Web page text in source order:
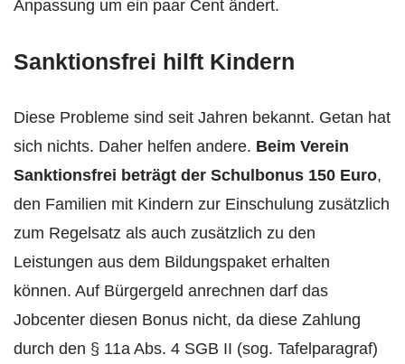
Anpassung um ein paar Cent ändert.
Sanktionsfrei hilft Kindern
Diese Probleme sind seit Jahren bekannt. Getan hat
sich nichts. Daher helfen andere. Beim Verein
Sanktionsfrei beträgt der Schulbonus 150 Euro,
den Familien mit Kindern zur Einschulung zusätzlich
zum Regelsatz als auch zusätzlich zu den
Leistungen aus dem Bildungspaket erhalten
können. Auf Bürgergeld anrechnen darf das
Jobcenter diesen Bonus nicht, da diese Zahlung
durch den § 11a Abs. 4 SGB II (sog. Tafelparagraf)